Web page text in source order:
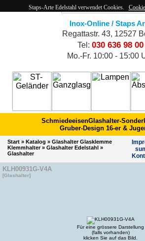
Staps-Arte Edelstahl verwendet Cookies.
Inox-Online / Staps
Regattastr. 43, 12527
Tel: 030 636 98 00
Mo.-Fr. 10:00 - 15:00
SchmiedeeisenGlashalter-
Gruber-Design 16-er &
Start » Katalog » Glashalter Glasklemme
Klemmhalter» Glashalter Edelstahl »
Glashalter
KLH00931G-V4A
[Glashalter]
Für eine grössere Darstellung
(falls vorhanden)
klicken Sie auf das Bild.